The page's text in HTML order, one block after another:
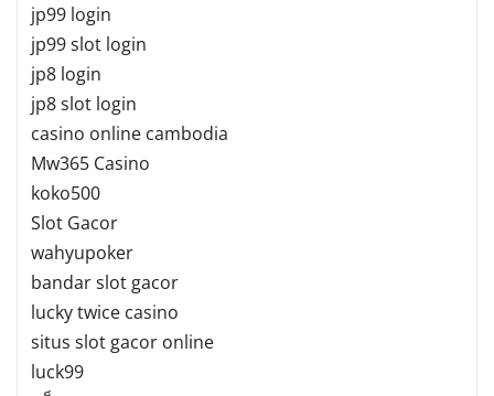
jp99 login
jp99 slot login
jp8 login
jp8 slot login
casino online cambodia
Mw365 Casino
koko500
Slot Gacor
wahyupoker
bandar slot gacor
lucky twice casino
situs slot gacor online
luck99